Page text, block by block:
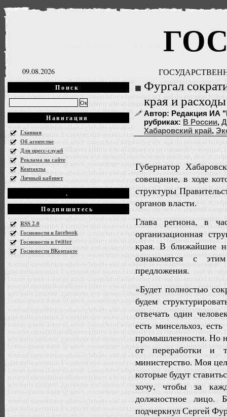
09.08.2026
Поиск
Навигация
Главная
Об агентстве
Для пресс-служб
Реклама на сайте
Контакты
Личный кабинет
.
Подпишитесь
RSS 2.0
Госновости в facebook
Госновости в twitter
Госновости ВКонтакте
Фургал
края и
Автор: Редакция ИА
рубриках: В России,
Хабаровский край,
Губернатор
совещание, в ходе
структуры
органов власти.
Глава региона, в
организационная
края. В ближайшие
ознакомятся с
предложения.
«Будет полностью
будем
отвечать один
есть минсельхоз,
промышленности. Но
от переработки и
министерство. Моя
которые будут
хочу, чтобы за
должностное лицо.
подчеркнул Сергей